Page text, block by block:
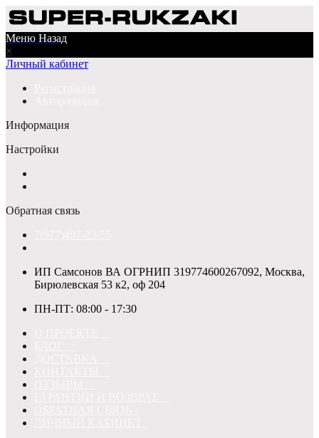
Меню Назад
×
Личный кабинет
Информация
Настройки
Обратная связь
ИП Самсонов ВА ОГРНИП 319774600267092, Москва,
Бирюлевская 53 к2, оф 204
ПН-ПТ: 08:00 - 17:30